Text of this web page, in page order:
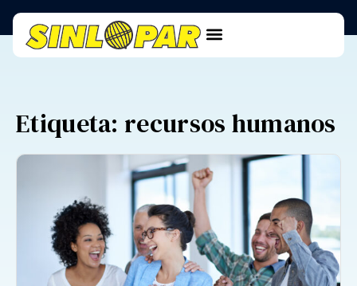
Etiqueta: recursos humanos